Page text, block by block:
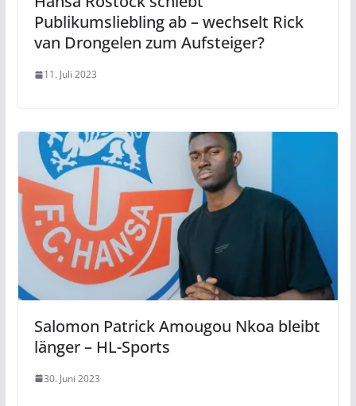
Publikumsliebling ab – wechselt Rick
van Drongelen zum Aufsteiger?
11. Juli 2023
Salomon Patrick Amougou Nkoa bleibt
länger – HL-Sports
30. Juni 2023